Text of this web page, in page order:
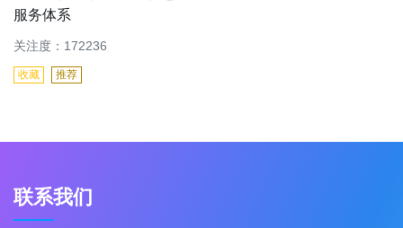
服务体系
关注度：172236
收藏 推荐
联系我们